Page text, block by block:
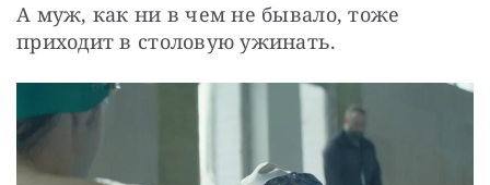
А муж, как ни в чем не бывало, тоже
приходит в столовую ужинать.